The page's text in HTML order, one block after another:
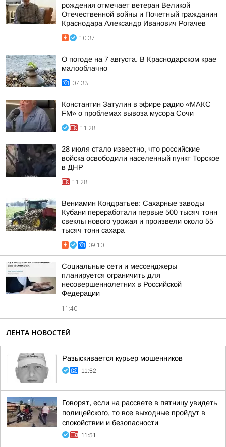
рождения отмечает ветеран Великой
Отечественной войны и Почетный гражданин
Краснодара Александр Иванович Рогачев
10:37
О погоде на 7 августа. В Краснодарском крае
малооблачно
07:33
Константин Затулин в эфире радио «МАКС
FM» о проблемах вывоза мусора Сочи
11:28
28 июля стало известно, что российские
войска освободили населенный пункт Торское
в ДНР
11:28
Вениамин Кондратьев: Сахарные заводы
Кубани переработали первые 500 тысяч тонн
свеклы нового урожая и произвели около 55
тысяч тонн сахара
09:10
Социальные сети и мессенджеры
планируется ограничить для
несовершеннолетних в Российской
Федерации
11:40
ЛЕНТА НОВОСТЕЙ
Разыскивается курьер мошенников
11:52
Говорят, если на рассвете в пятницу увидеть
полицейского, то все выходные пройдут в
спокойствии и безопасности
11:51